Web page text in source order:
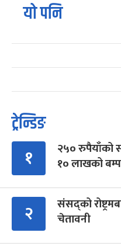
यो पनि
ट्रेन्डिङ
१
२५० रुपैयाँको
१० लाखको
२
संसद्को
चेतावनी